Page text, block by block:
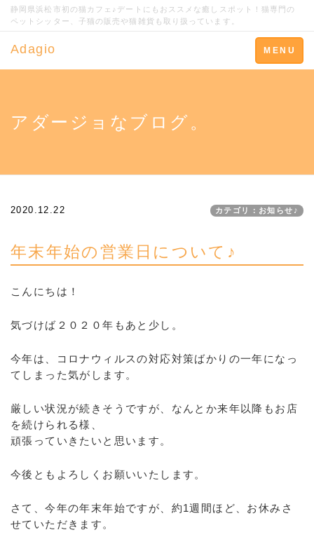
静岡県浜松市初の猫カフェ♪デートにもおススメな癒しスポット！猫専門の
ペットシッター、子猫の販売や猫雑貨も取り扱っています。
Toggle
navigation
MENU
Adagio
アダージョなブログ。
2020.12.22 カテゴリ：お知らせ♪
年末年始の営業日について♪
こんにちは！
気づけば２０２０年もあと少し。
今年は、コロナウィルスの対応対策ばかりの一年になっ
てしまった気がします。
厳しい状況が続きそうですが、なんとか来年以降もお店
を続けられる様、
頑張っていきたいと思います。
今後ともよろしくお願いいたします。
さて、今年の年末年始ですが、約1週間ほど、お休みさ
せていただきます。